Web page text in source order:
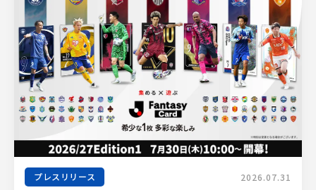
プレスリリース 2026.07.31